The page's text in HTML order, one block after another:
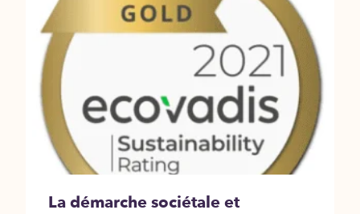
La démarche sociétale et